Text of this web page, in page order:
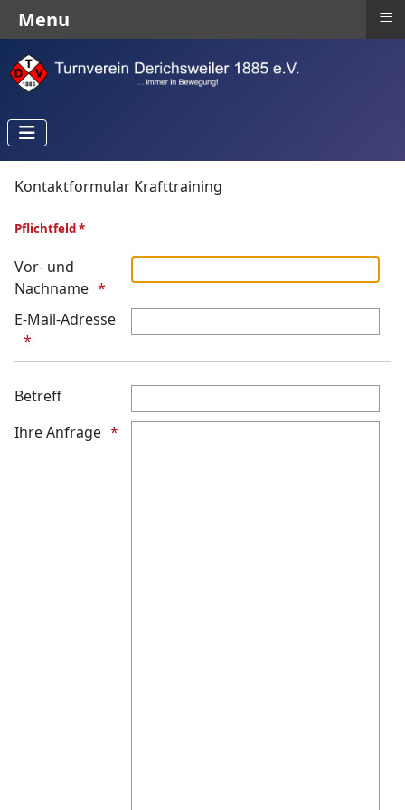
Kontaktformular Krafttraining
Pflichtfeld *
Vor- und
Nachname
E-Mail-Adresse
Betreff
Ihre Anfrage
Menu ≡